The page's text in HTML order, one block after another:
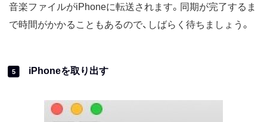
音楽ファイルがiPhoneに転送されます。同期が完了するま
で時間がかかることもあるので、しばらく待ちましょう。
5 iPhoneを取り出す